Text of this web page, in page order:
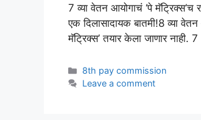
7 व्या वेतन आयोगाचं ‘पे मॅट्रिक्स’च
एक दिलासादायक बातमी!8 व्या
मॅट्रिक्स’ तयार केला जाणार नाही.
Categories
8th pay commission
Leave a comment